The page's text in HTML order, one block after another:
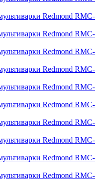
Redmond RMC-
Redmond RMC-
Redmond RMC-
Redmond RMC-
Redmond RMC-
Redmond RMC-
Redmond RMC-
Redmond RMC-
Redmond RMC-
Redmond RMC-